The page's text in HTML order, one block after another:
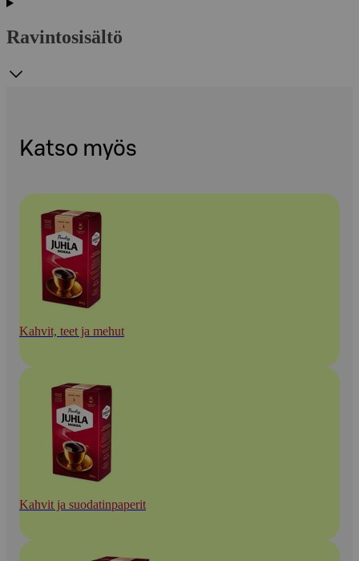
Ravintosisältö
Katso myös
Kahvit, teet ja mehut
Kahvit ja suodatinpaperit